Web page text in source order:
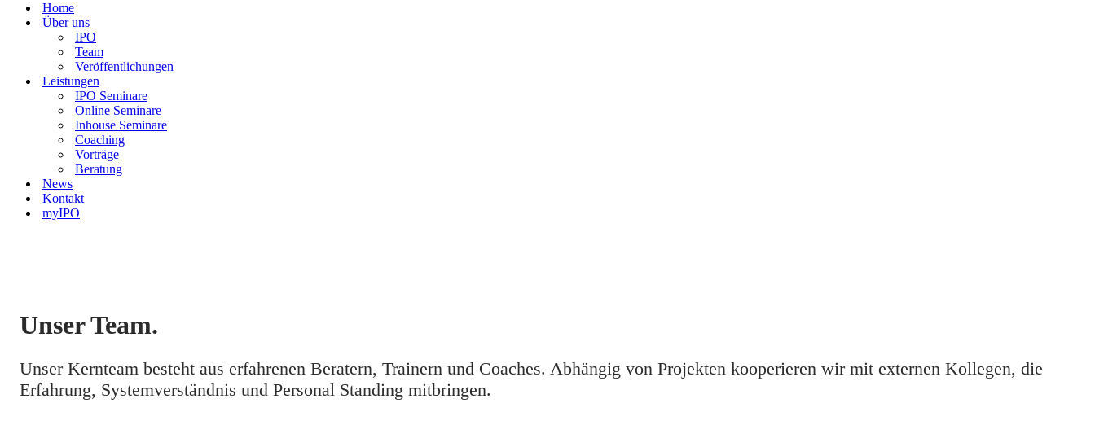
Home
Über uns
IPO
Team
Veröffentlichungen
Leistungen
IPO Seminare
Online Seminare
Inhouse Seminare
Coaching
Vorträge
Beratung
News
Kontakt
myIPO
Unser Team.
Unser Kernteam besteht aus erfahrenen Beratern, Trainern und Coaches. Abhängig von Projekten kooperieren wir mit externen Kollegen, die
Erfahrung, Systemverständnis und Personal Standing mitbringen.